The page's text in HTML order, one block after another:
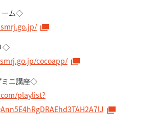
ーム◇
◇
cocoapp/
ニ講座◇
playlist?